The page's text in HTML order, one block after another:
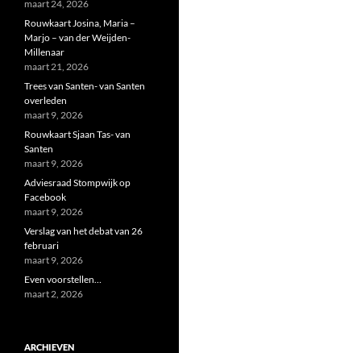
maart 24, 2026
Rouwkaart Josina, Maria –
Marjo – van der Weijden-
Millenaar
maart 21, 2026
Trees van Santen- van Santen
overleden
maart 9, 2026
Rouwkaart Sjaan Tas- van
Santen
maart 9, 2026
Adviesraad Stompwijk op
Facebook
maart 9, 2026
Verslag van het debat van 26
februari
maart 9, 2026
Even voorstellen…
maart 2, 2026
ARCHIEVEN